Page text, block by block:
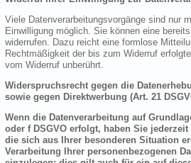
Viele Datenverarbeitungsvorgänge sind nur
Einwilligung möglich. Sie können eine
widerrufen. Dazu reicht eine formlose
Rechtmäßigkeit der bis zum Widerruf
vom Widerruf unberührt.
Widerspruchsrecht gegen die
sowie gegen Direktwerbung (Art. 21
Wenn die Datenverarbeitung auf
oder f DSGVO erfolgt, haben Sie
die sich aus Ihrer besonderen Situation
Verarbeitung Ihrer personenbezogenen